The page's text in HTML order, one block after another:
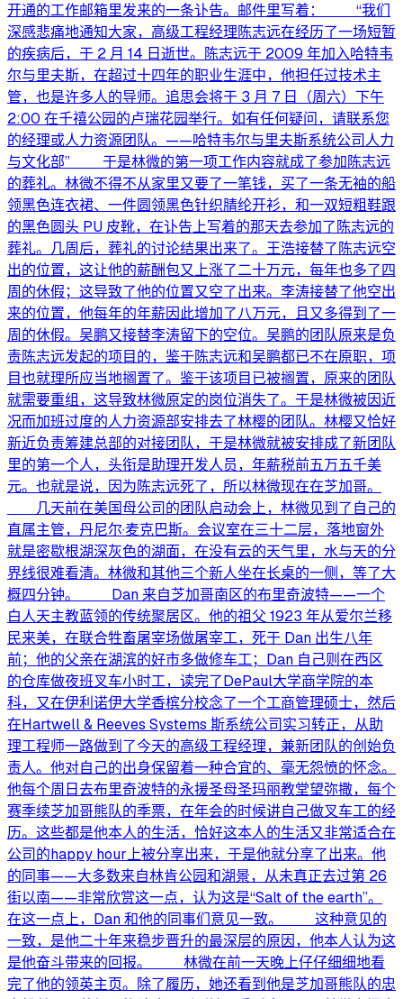
开通的工作邮箱里发来的一条讣告。邮件里写着： “我们
深感悲痛地通知大家，高级工程经理陈志远在经历了一场短暂
的疾病后，于 2 月 14 日逝世。陈志远于 2009 年加入哈特韦
尔与里夫斯，在超过十四年的职业生涯中，他担任过技术主
管，也是许多人的导师。追思会将于 3 月 7 日（周六）下午
2:00 在千禧公园的卢瑞花园举行。如有任何疑问，请联系您
的经理或人力资源团队。——哈特韦尔与里夫斯系统公司人力
与文化部” 于是林微的第一项工作内容就成了参加陈志远
的葬礼。林微不得不从家里又要了一笔钱，买了一条无袖的船
领黑色连衣裙、一件圆领黑色针织腈纶开衫，和一双短粗鞋跟
的黑色圆头 PU 皮靴，在讣告上写着的那天去参加了陈志远的
葬礼。几周后，葬礼的讨论结果出来了。王浩接替了陈志远空
出的位置，这让他的薪酬包又上涨了二十万元，每年也多了四
周的休假；这导致了他的位置又空了出来。李涛接替了他空出
来的位置，他每年的年薪因此增加了八万元，且又多得到了一
周的休假。吴鹏又接替李涛留下的空位。吴鹏的团队原来是负
责陈志远发起的项目的，鉴于陈志远和吴鹏都已不在原职，项
目也就理所应当地搁置了。鉴于该项目已被搁置，原来的团队
就需要重组，这导致林微原定的岗位消失了。于是林微被因近
况而加班过度的人力资源部安排去了林樱的团队。林樱又恰好
新近负责筹建总部的对接团队，于是林微就被安排成了新团队
里的第一个人，头衔是助理开发人员，年薪税前五万五千美
元。也就是说，因为陈志远死了，所以林微现在在芝加哥。
几天前在美国母公司的团队启动会上，林微见到了自己的
直属主管，丹尼尔·麦克巴斯。会议室在三十二层，落地窗外
就是密歇根湖深灰色的湖面，在没有云的天气里，水与天的分
界线很难看清。林微和其他三个新人坐在长桌的一侧，等了大
概四分钟。 Dan 来自芝加哥南区的布里奇波特——一个
白人天主教蓝领的传统聚居区。他的祖父 1923 年从爱尔兰移
民来美，在联合牲畜屠宰场做屠宰工，死于 Dan 出生八年
前；他的父亲在湖滨的好市多做修车工；Dan 自己则在西区
的仓库做夜班叉车小时工，读完了DePaul大学商学院的本
科，又在伊利诺伊大学香槟分校念了一个工商管理硕士，然后
在Hartwell & Reeves Systems 斯系统公司实习转正，从助
理工程师一路做到了今天的高级工程经理，兼新团队的创始负
责人。他对自己的出身保留着一种合宜的、毫无怨愤的怀念。
他每个周日去布里奇波特的永援圣母圣玛丽教堂望弥撒，每个
赛季续芝加哥熊队的季票，在年会的时候讲自己做叉车工的经
历。这些都是他本人的生活，恰好这本人的生活又非常适合在
公司的happy hour上被分享出来，于是他就分享了出来。他
的同事——大多数来自林肯公园和湖景，从未真正去过第 26
街以南——非常欣赏这一点，认为这是“Salt of the earth”。
在这一点上，Dan 和他的同事们意见一致。 这种意见的
一致，是他二十年来稳步晋升的最深层的原因，他本人认为这
是他奋斗带来的回报。 林微在前一天晚上仔仔细细地看
完了他的领英主页。除了履历，她还看到他是芝加哥熊队的忠